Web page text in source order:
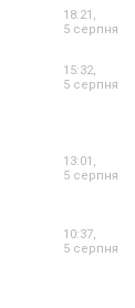
18:21,
5 серпня
15:32,
5 серпня
13:01,
5 серпня
10:37,
5 серпня